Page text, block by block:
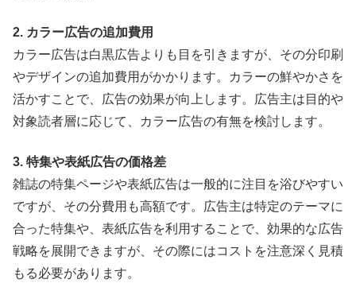
2. カラー広告の追加費用
カラー広告は白黒広告よりも目を引きますが、その分印刷
やデザインの追加費用がかかります。カラーの鮮やかさを
活かすことで、広告の効果が向上します。広告主は目的や
対象読者層に応じて、カラー広告の有無を検討します。
3. 特集や表紙広告の価格差
雑誌の特集ページや表紙広告は一般的に注目を浴びやすい
ですが、その分費用も高額です。広告主は特定のテーマに
合った特集や、表紙広告を利用することで、効果的な広告
戦略を展開できますが、その際にはコストを注意深く見積
もる必要があります。